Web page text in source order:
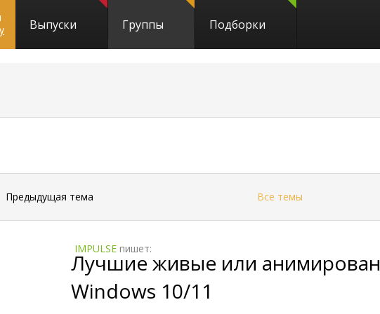
Выпуски Группы Подборки
Предыдущая тема Все темы
IMPULSE пишет:
Лучшие живые или
Windows 10/11